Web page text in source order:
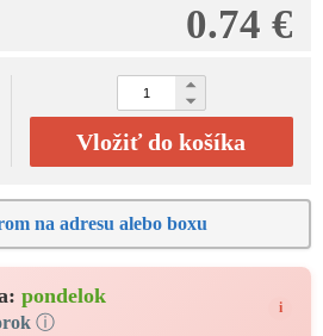
0.74 €
Vložiť do košíka
na adresu alebo boxu
pondelok
ⓘ
i